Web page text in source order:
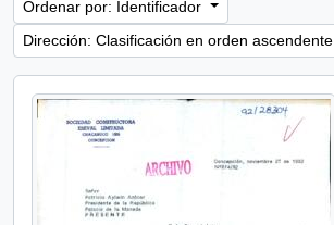
Ordenar por: Identificador
Dirección: Clasificación en orden ascendente